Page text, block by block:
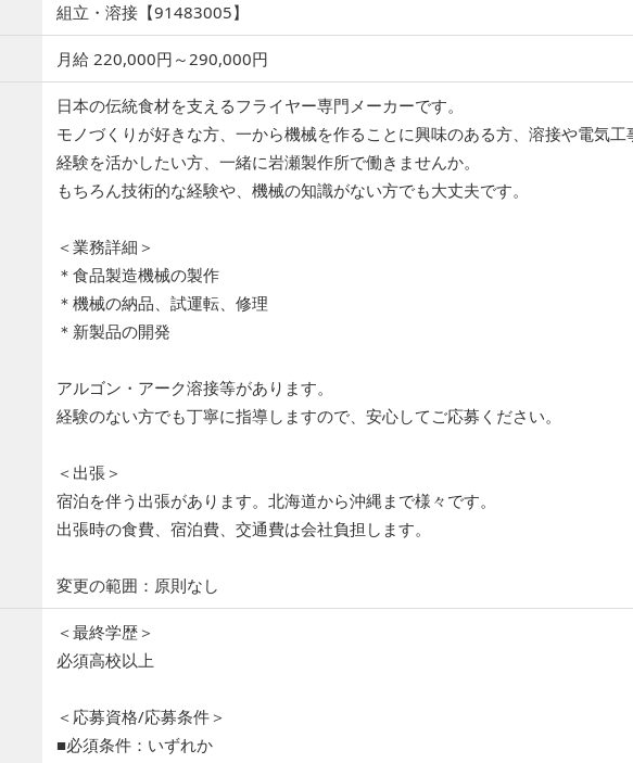
組立・溶接【91483005】
月給 220,000円～290,000円
日本の伝統食材を支えるフライヤー専門メーカーです。
モノづくりが好きな方、一から機械を作ることに興味のある方、溶接や電気工
経験を活かしたい方、一緒に岩瀬製作所で働きませんか。
もちろん技術的な経験や、機械の知識がない方でも大丈夫です。
＜業務詳細＞
＊食品製造機械の製作
＊機械の納品、試運転、修理
＊新製品の開発
アルゴン・アーク溶接等があります。
経験のない方でも丁寧に指導しますので、安心してご応募ください。
＜出張＞
宿泊を伴う出張があります。北海道から沖縄まで様々です。
出張時の食費、宿泊費、交通費は会社負担します。
変更の範囲：原則なし
＜最終学歴＞
必須高校以上
＜応募資格/応募条件＞
■必須条件：いずれか